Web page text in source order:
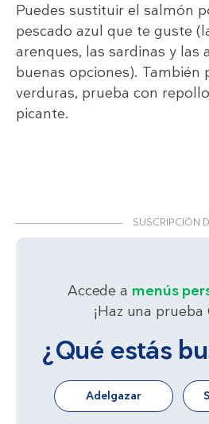
Puedes sustituir el salmón
pescado azul que te guste
arenques, las sardinas y las
buenas opciones). También
verduras, prueba con
picante.
SUSCRIPCIÓN
Accede a menús
¡Haz una prueba
¿Qué estás
Adelgazar